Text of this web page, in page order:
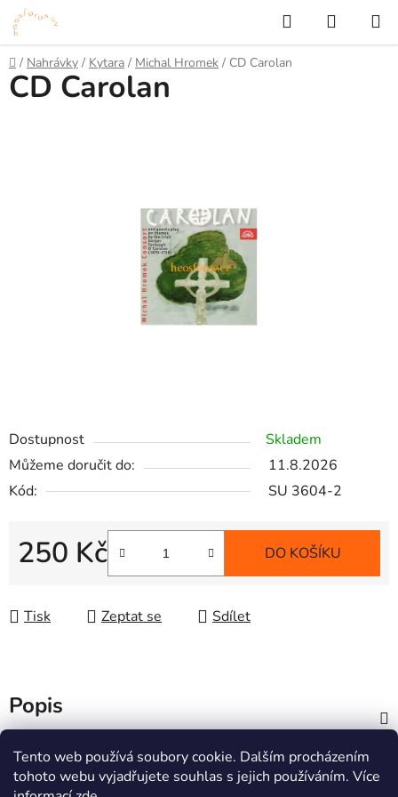
Tento web používá soubory cookie. Dalším procházením
tohoto webu vyjadřujete souhlas s jejich používáním. Více
Přejít
na
obsah
Hledat
KOŠÍK
Domů
/ Nahrávky / Kytara / Michal Hromek / CD Carolan
Dostupnost
Skladem
Můžeme doručit do:
11.8.2026
Kód:
SU 3604-2
250 Kč DO KOŠÍKU
Tisk Zeptat se Sdílet
CD Carolan
Popis
Informace pro vás